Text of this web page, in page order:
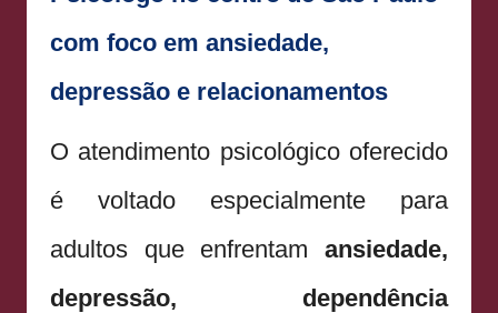
com foco em ansiedade,
depressão e relacionamentos
O atendimento psicológico oferecido
é voltado especialmente para
adultos que enfrentam ansiedade,
depressão, dependência